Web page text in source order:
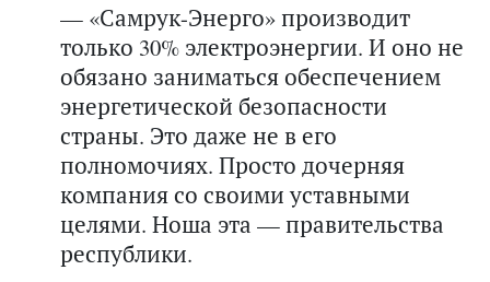
— «Самрук-Энерго» производит
только 30% электроэнергии. И оно не
обязано заниматься обеспечением
энергетической безопасности
страны. Это даже не в его
полномочиях. Просто дочерняя
компания со своими уставными
целями. Ноша эта — правительства
республики.